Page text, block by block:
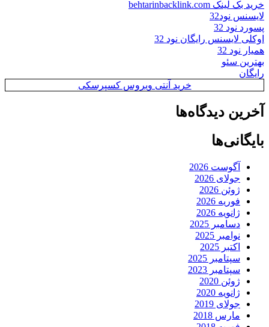
خرید بک لینک behtarinbacklink.com
لایسنس نود32
پسورد نود 32
اوکلی لایسنس رایگان نود 32
همیار نود 32
بهترین سئو
رایگان
خرید آنتی ویروس کسپرسکی
آخرین دیدگاه‌ها
بایگانی‌ها
آگوست 2026
جولای 2026
ژوئن 2026
فوریه 2026
ژانویه 2026
دسامبر 2025
نوامبر 2025
اکتبر 2025
سپتامبر 2025
سپتامبر 2023
ژوئن 2020
ژانویه 2020
جولای 2019
مارس 2018